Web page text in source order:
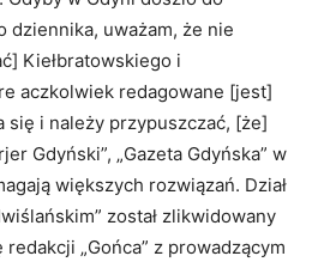
dziennika, uważam, że nie
Kiełbratowskiego i
aczkolwiek redagowane [jest]
się i należy przypuszczać, [że]
Gdyński”, „Gazeta Gdyńska” w
większych rozwiązań. Dział
został zlikwidowany
„Gońca” z prowadzącym